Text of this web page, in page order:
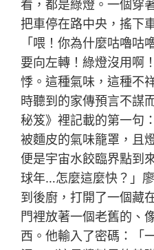
看，都是綠燈。一個穿
把車停在路中央，搖下
「喂！你為什麼咕嚕咕
要向左轉！綠燈沒用啊
悸。這種氣味，這種不
時聽到的家傳預言不謀
秘笈》裡記載的第一句
被麵皮的氣味籠罩，且
便是宇宙水餃臨界點到
球年…怎麼這麼快？」
到後廚，打開了一個藏
門裡放著一個老舊的、
西。他輸入了密碼：「